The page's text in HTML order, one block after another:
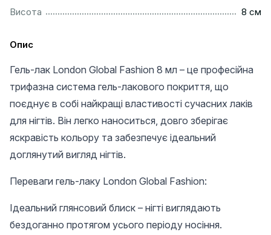
Висота
8 см
Опис
Гель-лак London Global Fashion 8 мл – це професійна
трифазна система гель-лакового покриття, що
поєднує в собі найкращі властивості сучасних лаків
для нігтів. Він легко наноситься, довго зберігає
яскравість кольору та забезпечує ідеальний
доглянутий вигляд нігтів.
Переваги гель-лаку London Global Fashion:
Ідеальний глянсовий блиск – нігті виглядають
бездоганно протягом усього періоду носіння.